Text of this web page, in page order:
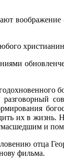
воображение
их в жизнь.
и
отца
фильма.